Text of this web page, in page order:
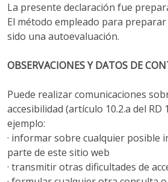
La presente declaración fue
El método empleado para
sido una autoevaluación.
OBSERVACIONES Y DATOS DE
Puede realizar comunicaciones
accesibilidad (artículo 10.2.a del
ejemplo:
· informar sobre cualquier posible
parte de este sitio web
· transmitir otras dificultades de